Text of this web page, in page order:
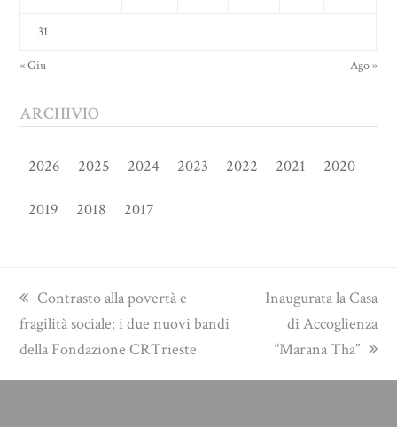
31
« Giu Ago »
ARCHIVIO
2026 2025 2024 2023 2022 2021 2020
2019 2018 2017
previous
post:
Contrasto alla povertà e
fragilità sociale: i due nuovi bandi
della Fondazione CRTrieste
next
post:
Inaugurata la Casa
di Accoglienza
“Marana Tha”